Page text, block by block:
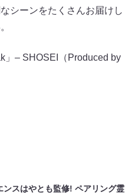
シーンをたくさんお届けし
– SHOSEI（Produced by
ンスはやとも監修! ペアリング霊